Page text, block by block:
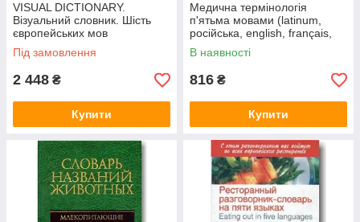
VISUAL DICTIONARY.
Візуальний словник. Шість
європейських мов
Під замовлення
2 448 ₴
Купити
Медична термінологія
п'ятьма мовами (latinum,
російська, english, français,
deutsch)
В наявності
816 ₴
Купити